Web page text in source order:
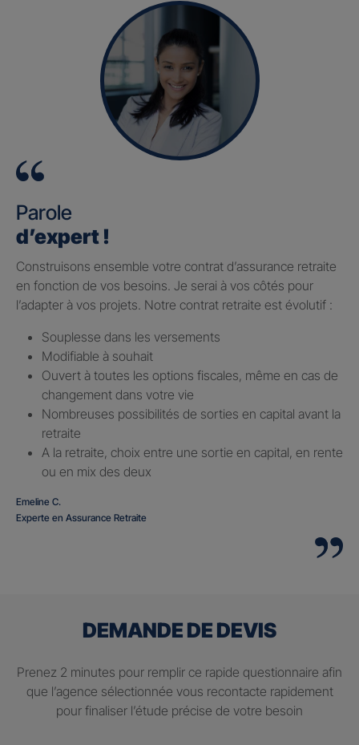
Parole
d’expert !
Construisons ensemble votre contrat d’assurance retraite
en fonction de vos besoins. Je serai à vos côtés pour
l’adapter à vos projets. Notre contrat retraite est évolutif :
Souplesse dans les versements
Modifiable à souhait
Ouvert à toutes les options fiscales, même en cas de
changement dans votre vie
Nombreuses possibilités de sorties en capital avant la
retraite
A la retraite, choix entre une sortie en capital, en rente
ou en mix des deux
Emeline C.
Experte en Assurance Retraite
DEMANDE DE DEVIS
Prenez 2 minutes pour remplir ce rapide questionnaire afin
que l’agence sélectionnée vous recontacte rapidement
pour finaliser l’étude précise de votre besoin